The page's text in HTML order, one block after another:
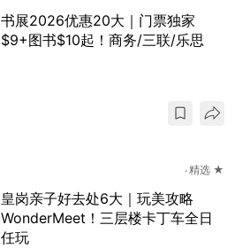
书展2026优惠20大｜门票独家
$9+图书$10起！商务/三联/乐思
精选 ★
皇岗亲子好去处6大｜玩美攻略
WonderMeet！三层楼卡丁车全日
任玩